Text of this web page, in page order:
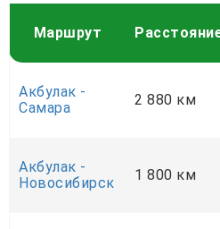
Маршрут
Акбулак -
Самара
2 880 км
Акбулак -
Новосибирск
1 800 км